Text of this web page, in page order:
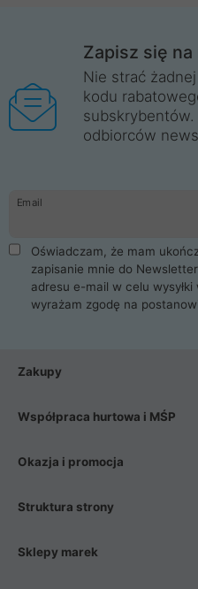
Zapisz się na
Nie strać
kodu
subskrybentów.
odbiorców
Email
Oświadczam, że mam
zapisanie mnie do
adresu e-mail w celu wysyłki
wyrażam zgodę na
Zakupy
Współpraca hurtowa i MŚP
Okazja i promocja
Struktura strony
Sklepy marek